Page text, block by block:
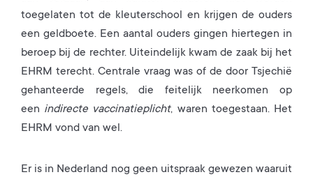
toegelaten tot de kleuterschool en krijgen de ouders
een geldboete. Een aantal ouders gingen hiertegen in
beroep bij de rechter. Uiteindelijk kwam de zaak bij het
EHRM terecht. Centrale vraag was of de door Tsjechië
gehanteerde regels, die feitelijk neerkomen op
een indirecte vaccinatieplicht, waren toegestaan. Het
EHRM vond van wel.
Er is in Nederland nog geen uitspraak gewezen waaruit